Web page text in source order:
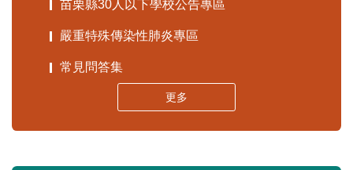
苗栗縣30人以下學校公告專區
嚴重特殊傳染性肺炎專區
常見問答集
更多